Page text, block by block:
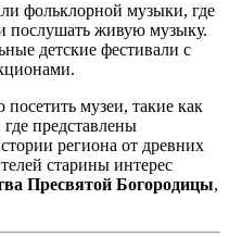
фольклорной музыки, где
послушать живую музыку.
детские фестивали с
музеи, такие как
где представлены
региона от древних
старины интерес
Пресвятой Богородицы,